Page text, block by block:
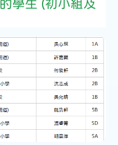
學生 (初小組及